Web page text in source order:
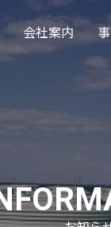
会社案内